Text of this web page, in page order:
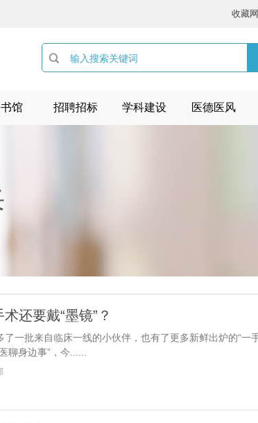
收藏

馆 招聘招标 学科建设 医德医风
还要戴“墨镜”？
一批来自临床一线的小伙伴，也有了更多新鲜出炉的“一
身边事”，今......